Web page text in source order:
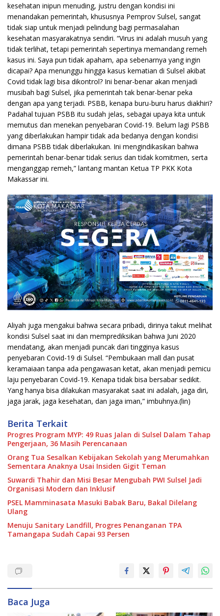
kesehatan inipun menuding, justru dengan kondisi ini
menandakan pemerintah, khususnya Pemprov Sulsel, sangat
tidak siap untuk menjadi pelindung bagi permasalahan
kesehatan masyarakatnya sendiri. “Virus ini adalah musuh yang
tidak terlihat, tetapi pemerintah sepertinya memandang remeh
kasus ini. Saya pun tidak apaham, apa sebenarnya yang ingin
dicapai? Apa menunggu hingga kasus kematian di Sulsel akibat
Covid tidak lagi bisa dikontrol? Ini benar-benar akan menjadi
musibah bagi Sulsel, jika pemerintah tak benar-benar peka
dengan apa yang terjadi. PSBB, kenapa buru-buru harus diakhiri?
Padahal tujuan PSBB itu sudah jelas, sebagai upaya kita untuk
memutus dan menekan penyebaran Covid-19. Belum lagi PSBB
yang diberlakukan hampir tidak ada bedanya dengan kondisi
dimana PSBB tidak diberlakukan. Ini mengindikasikan bahwa
pemerintah benar-benar tidak serius dan tidak komitmen, serta
menganggap remeh,” lantang mantan Ketua TP PKK Kota
Makassar ini.
Aliyah juga mengakui bahwa secara pribadi, dirinya takut melihat
kondisi Sulsel saat ini dan memprediksikan bahwa Juni 2020
mendatang, akan menjadi puncak dari tingginya kasus
penyebaran Covid-19 di Sulsel. “Pembukaan mall dan pusat
keramaiaan tanpa ada pengawasan ketat, akan menjadi pemicu
laju penyebaran Covid-19. Kenapa tidak bisa bersabar sedikit.
Yang hanya bisa dilakukan masyarakat saat ini adalah, jaga diri,
jaga jarak, jaga kesehatan, dan jaga iman,” imbuhnya.(lin)
Berita Terkait
Progres Program MYP: 49 Ruas Jalan di Sulsel Dalam Tahap
Pengerjaan, 36 Masih Perencanaan
Orang Tua Sesalkan Kebijakan Sekolah yang Merumahkan
Sementara Anaknya Usai Insiden Gigit Teman
Suwardi Thahir dan Misi Besar Mengubah PWI Sulsel Jadi
Organisasi Modern dan Inklusif
PSEL Mamminasata Masuki Babak Baru, Bakal Dilelang
Ulang
Menuju Sanitary Landfill, Progres Penanganan TPA
Tamangapa Sudah Capai 93 Persen
Baca Juga